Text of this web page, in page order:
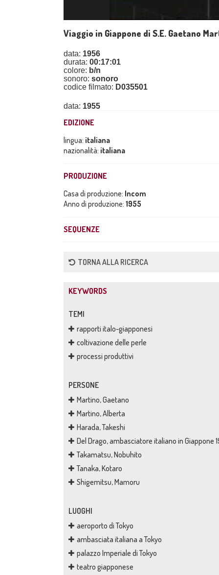
Viaggio in Giappone di S.E. Gaetano
data: 1956
durata: 00:17:01
colore: b/n
sonoro: sonoro
codice filmato: D035501
data: 1955
EDIZIONE
lingua: italiana
nazionalità: italiana
PRODUZIONE
Casa di produzione: Incom
Anno di produzione: 1955
SEQUENZE
TORNA ALLA RICERCA
KEYWORDS
TEMI
rapporti italo-giapponesi
coltivazione delle perle
processi produttivi
PERSONE
Martino, Gaetano
Martino, Alberta
Harada, Takeshi
Del Drago, ambasciatore italiano in Giappone
Takamatsu, Nobuhito
Tanaka, Kotaro
Shigemitsu, Mamoru
LUOGHI
aeroporto di Tokyo
ambasciata italiana a Tokyo
palazzo Imperiale di Tokyo
teatro giapponese